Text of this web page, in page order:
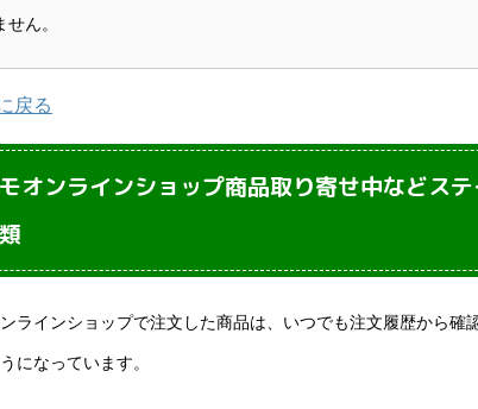
ん。
戻る
オンラインショップ商品取り寄せ中などス
ンラインショップで注文した商品は、いつでも注文履歴から確
になっています。